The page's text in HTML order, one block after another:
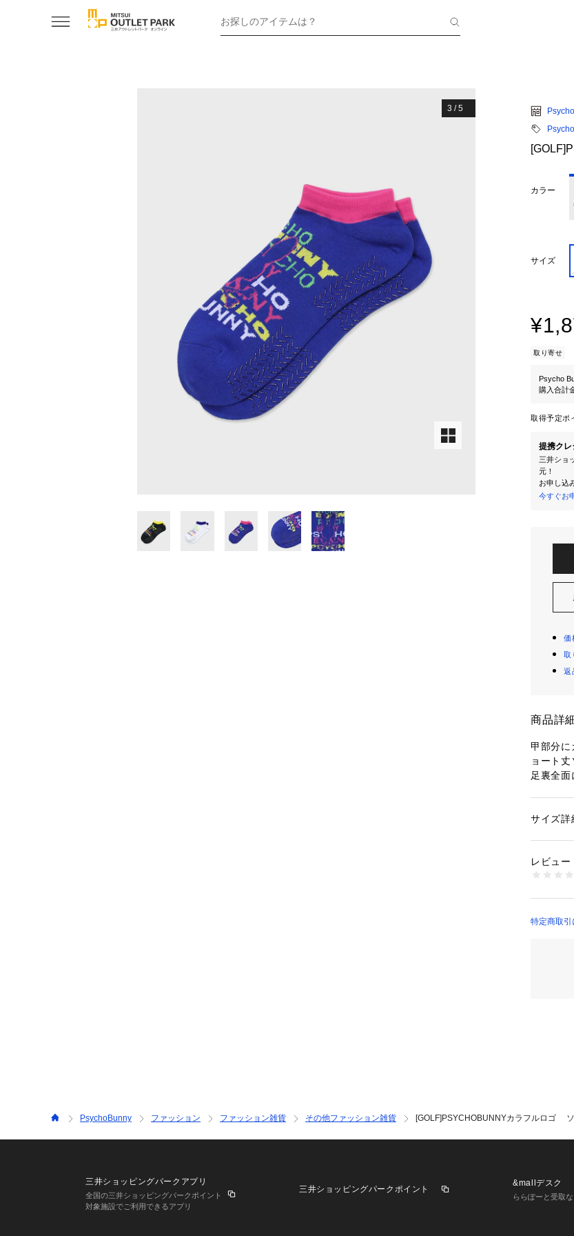
お探しのアイテムは？
3 /5
カラー
サイズ
取り寄せ
Psycho
購入合計
取得予定ポ
提携ク
三井ショ
元！
お申し込
今すぐお
価
取
返
商品詳
甲部分
ョート丈
足裏全面
性別：メ
レタン
131772-
サイズ詳
レビュー
特定商取引
PsychoBunny ファッション ファッション雑貨 その他ファッション雑貨 [GOLF]PSYCHOBUNNYカラフルロゴ
三井ショッピングパークアプリ
全国の三井ショッピングパークポイント
対象施設でご利用できるアプリ
三井ショッピングパークポイント
&mallデスク
ららぽーと受取